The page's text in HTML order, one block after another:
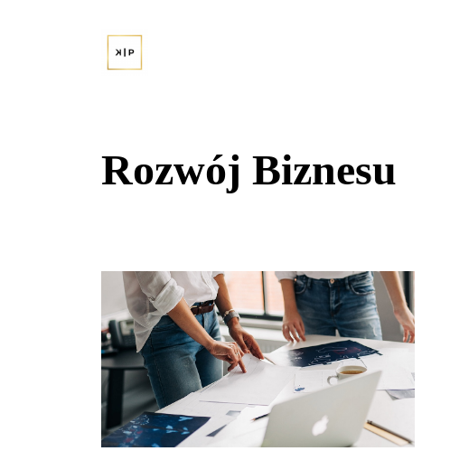
Rozwój Biznesu